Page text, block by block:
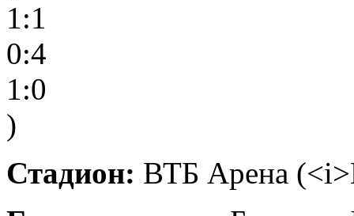
1:1
0:4
1:0
)
Стадион: ВТБ Арена